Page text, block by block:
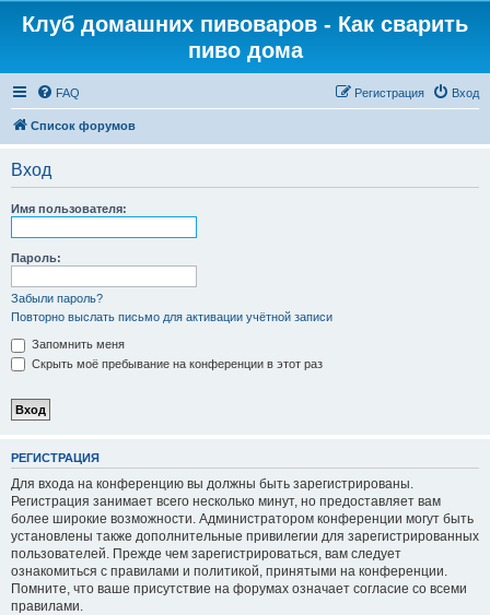
Клуб домашних пивоваров - Как cварить
пиво дома
FAQ Вход
Регистрация
Список форумов
Вход
Имя пользователя:
Пароль:
Забыли пароль?
Повторно выслать письмо для активации учётной записи
Запомнить меня
Скрыть моё пребывание на конференции в этот раз
РЕГИСТРАЦИЯ
Для входа на конференцию вы должны быть зарегистрированы.
Регистрация занимает всего несколько минут, но предоставляет вам
более широкие возможности. Администратором конференции могут быть
установлены также дополнительные привилегии для зарегистрированных
пользователей. Прежде чем зарегистрироваться, вам следует
ознакомиться с правилами и политикой, принятыми на конференции.
Помните, что ваше присутствие на форумах означает согласие со всеми
правилами.